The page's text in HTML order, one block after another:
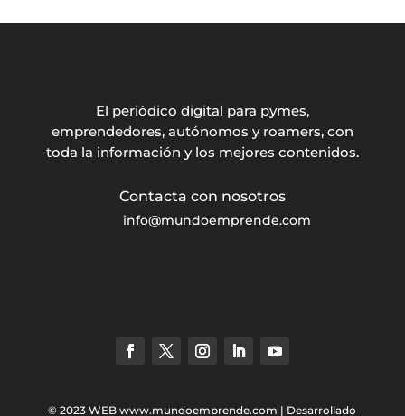
El periódico digital para pymes,
emprendedores, autónomos y roamers, con
toda la información y los mejores contenidos.
info@mundoemprende.com
© 2023 WEBwww.mundoemprende.com | Desarrollado